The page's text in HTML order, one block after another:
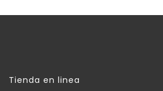
Tienda en linea